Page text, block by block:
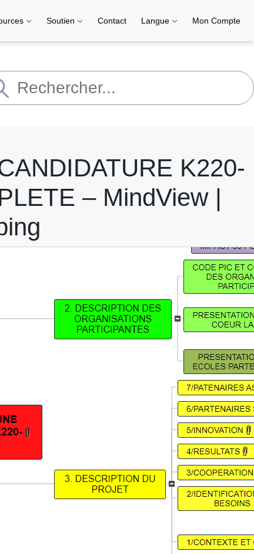
Soutien Contact Langue Mon Compte
K220-
– MindView |